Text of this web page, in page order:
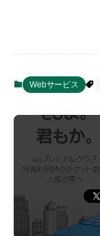
Webサービス